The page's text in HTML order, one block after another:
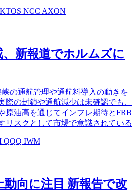
KTOS NOC AXON
新報道でホルムズに
の通航管理や通航料導入の動きを
際の封鎖や通航減少は未確認でも、
原油高を通じてインフレ期待とFRB
リスクとして市場で意識されている
QQQ IWM
動向に注目 新報告で改